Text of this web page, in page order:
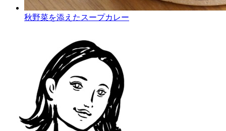
秋野菜を添えたスープカレー